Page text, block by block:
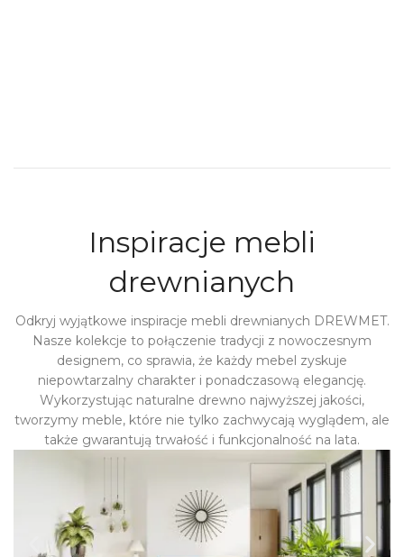
Inspiracje mebli
drewnianych
Odkryj wyjątkowe inspiracje mebli drewnianych DREWMET.
Nasze kolekcje to połączenie tradycji z nowoczesnym
designem, co sprawia, że każdy mebel zyskuje
niepowtarzalny charakter i ponadczasową elegancję.
Wykorzystując naturalne drewno najwyższej jakości,
tworzymy meble, które nie tylko zachwycają wyglądem, ale
także gwarantują trwałość i funkcjonalność na lata.